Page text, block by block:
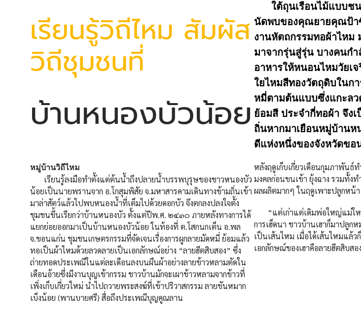
เรียนรู้วิถีไหม สัมผัส
วิถีชุมชนที่
บ้านหนองบัวน้อย
ใต้ถุนเรือนไม้แบบช
นัดพบของคุณยายคุณป้า
งานหัตถกรรมทอผ้าไห
มาจากรุ่นสู่รุ่น บางคนกำ
อาหารให้หนอนไหมวัยเ
ใยไหมสีทองวัตถุดิบในก
หมี่ตามต้นแบบซึ่งแกะล
ย้อมสี ประจำกี่ทอผ้า จึง
ถิ่นหากมาเยือนหมู่บ้าน
ดีแห่งหนึ่งของจังหวัดขอ
หมู่บ้านวิถีไหม
เรียนรู้ลงมือทำตั้งแต่ต้นน้ำถึงปลายน้ำบรรพบุรุษของชาวหนองบัว
น้อยเป็นนายพรานจาก อ.โกสุมพิสัย จ.มหาสารคามเดินทางข้ามถิ่นเข้า
มาล่าสัตว์แล้วไปพบหนองน้ำที่เต็มไปด้วยดอกบัว จึงตกลงปลงใจตั้ง
ชุมชนขึ้นเรียกว่าบ้านหนองบัว ตั้งแต่ปีพ.ศ. ๒๔๓๐ ภายหลังทางการได้
แยกย่อยออกมาเป็นบ้านหนองบัวน้อย ในท้องที่ ต.โสกนกเต็น อ.พล
จ.ขอนแก่น ชุมชนเกษตรกรรมที่จัดเจนเรื่องการผูกลายมัดหมี่ ย้อมแล้ว
ทอเป็นผ้าไหมด้วยลวดลายเป็นเอกลักษณ์อย่าง “ลายฮีตสิบสอง” ซึ่ง
ถ่ายทอดประเพณีในแต่ละเดือนลงบนผืนผ้าอย่างลายข้าวหลามตัดใน
เดือนอ้ายซึ่งมีงานบุญเข้ากรรม ชาวบ้านมักจะเผาข้าวหลามจากข้าวที่
เพิ่งเก็บเกี่ยวใหม่ นำไปถวายพระสงฆ์ที่เข้าปริวาสกรรม ลายขันหมาก
เบ็งน้อย (พานบายศรี) สื่อถึงประเพณีบุญคูณลาน
หลังฤดูเก็บเกี่ยวเดือนกุมภาพันธ์
มงคลก่อนขนเข้า ยุ้งฉาง รวมทั้
ผลผลิตมากๆ ในฤดูเพาะปลูกหน้
“แต่เก่าแต่เดิมพ่อใหญ่แม่ใหญ่
การเฮ็ดนา ชาวบ้านเฮาก็มาปลูก
เป็นเส้นไหม เมื่อได้เส้นไหมแล้
เอกลักษณ์ของเฮาคือลายฮีตสิบสอ